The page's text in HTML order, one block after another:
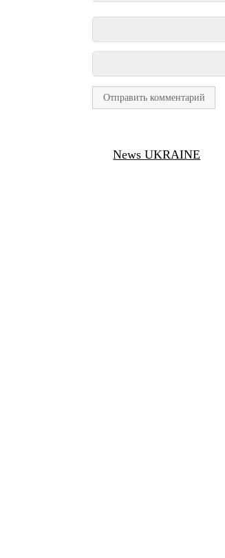
News UKRAINE